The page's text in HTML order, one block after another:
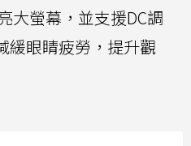
大螢幕，並支援DC調
緩眼睛疲勞，提升觀